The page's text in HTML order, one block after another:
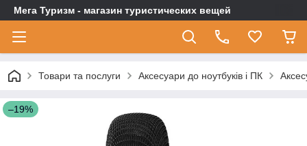
Мега Туризм - магазин туристических вещей
Товари та послуги Аксесуари до ноутбуків і ПК
–19%